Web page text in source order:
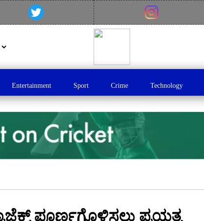
Entertainment Sport Crime Technology
ಪೂರ್ಣಗೊಳಿಸಲು ಪ್ರಯತ್ನ